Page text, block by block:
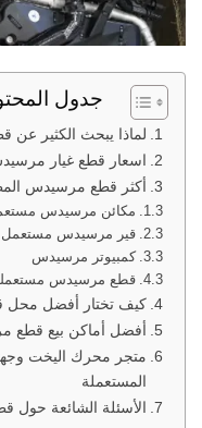
جدول
لماذا يبحث الكثير
اسعار قطع غيار
أكثر قطع مرسيدس
مكائن مرسيدس
قير مرسيدس مستعمل
كمبيوتر مرسيدس
قطع مرسيدس
كيف تختار أفضل محل
أفضل أماكن بيع قطع
متجر محرك اليخت
المستعملة
الأسئلة الشائعة حول